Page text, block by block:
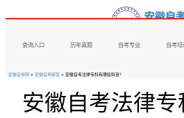
查询入口 历年真题 自考专业 自考培
安徽自考网 > 安徽自考解答 > 安徽自考法律专科有哪些科目?
安徽自考法律